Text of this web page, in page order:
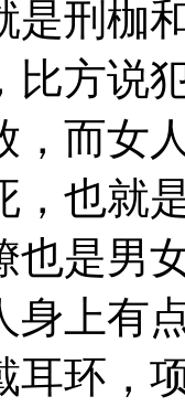
是刑枷
比方说
，而女
，也就
也是男
身上有
耳环，